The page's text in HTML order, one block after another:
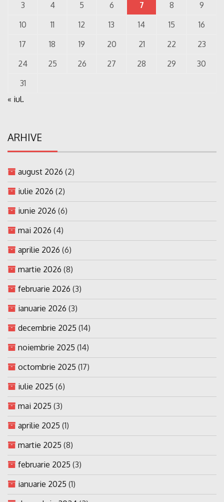
3
4 5 6 7 8
9
10
11 12 13 14 15
16
17
18 19 20 21 22
23
24
25 26 27 28 29
30
31
« iul.
ARHIVE
august 2026 (2)
iulie 2026 (2)
iunie 2026 (6)
mai 2026 (4)
aprilie 2026 (6)
martie 2026 (8)
februarie 2026 (3)
ianuarie 2026 (3)
decembrie 2025 (14)
noiembrie 2025 (14)
octombrie 2025 (17)
iulie 2025 (6)
mai 2025 (3)
aprilie 2025 (1)
martie 2025 (8)
februarie 2025 (3)
ianuarie 2025 (1)